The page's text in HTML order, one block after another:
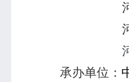
承办单位：